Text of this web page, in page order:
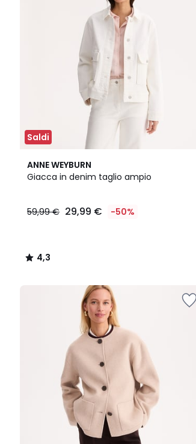
Saldi
ANNE WEYBURN
Giacca in denim taglio ampio
59,99 € 29,99 € -50%
4,3
/ 5
4,3
/